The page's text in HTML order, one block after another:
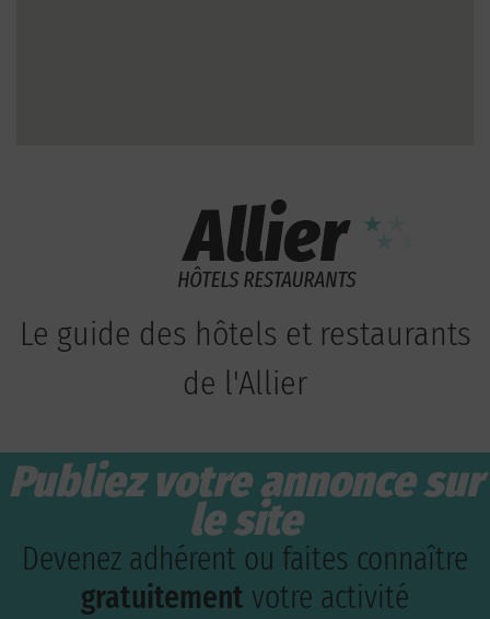
Le guide des hôtels et restaurants
de l'Allier
Publiez votre annonce sur
le site
Devenez adhérent ou faites connaître
gratuitement votre activité